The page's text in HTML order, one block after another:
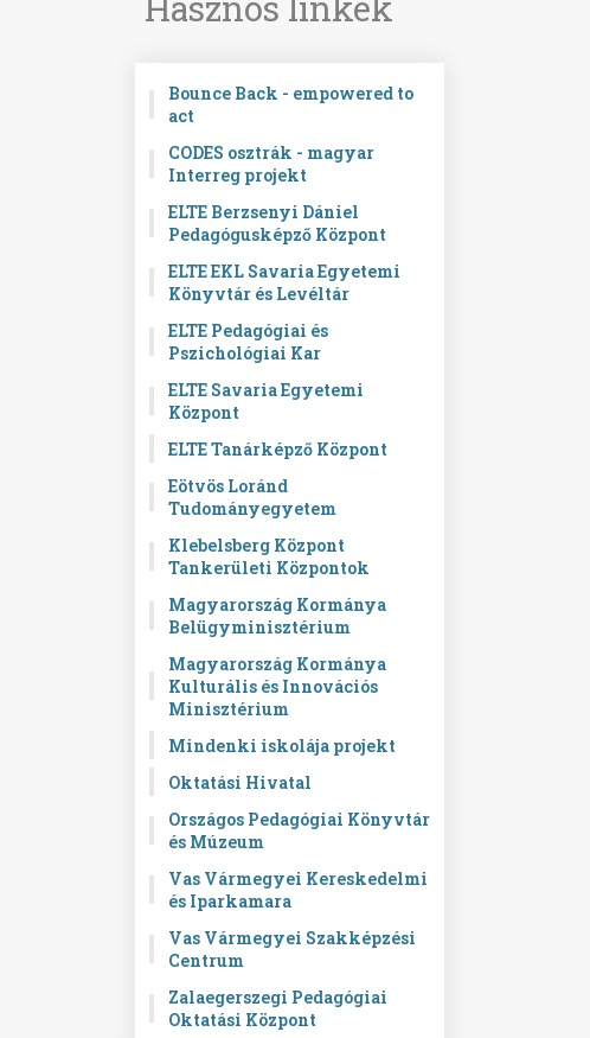
Bounce Back - empowered to
act
CODES osztrák - magyar
Interreg projekt
ELTE Berzsenyi Dániel
Pedagógusképző Központ
ELTE EKL Savaria Egyetemi
Könyvtár és Levéltár
ELTE Pedagógiai és
Pszichológiai Kar
ELTE Savaria Egyetemi
Központ
ELTE Tanárképző Központ
Eötvös Loránd
Tudományegyetem
Klebelsberg Központ
Tankerületi Központok
Magyarország Kormánya
Belügyminisztérium
Magyarország Kormánya
Kulturális és Innovációs
Minisztérium
Mindenki iskolája projekt
Oktatási Hivatal
Országos Pedagógiai Könyvtár
és Múzeum
Vas Vármegyei Kereskedelmi
és Iparkamara
Vas Vármegyei Szakképzési
Centrum
Zalaegerszegi Pedagógiai
Oktatási Központ